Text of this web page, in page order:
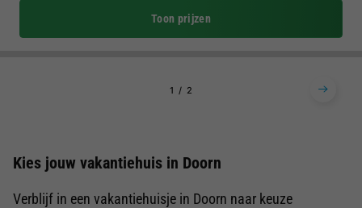
Toon prijzen
1 2
Kies jouw vakantiehuis in Doorn
Verblijf in een vakantiehuisje in Doorn naar keuze